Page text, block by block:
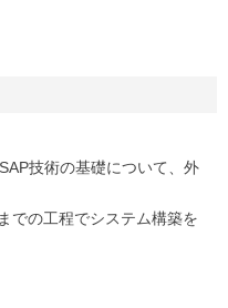
技術の基礎について、外
での工程でシステム構築を